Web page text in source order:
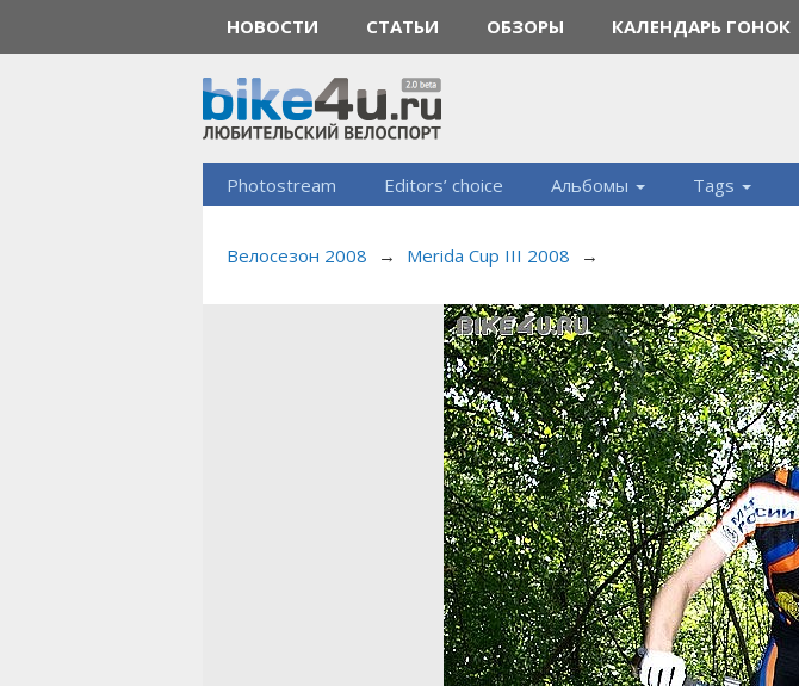
НОВОСТИ СТАТЬИ ОБЗОРЫ КАЛЕНДАРЬ ГОНОК
Photostream Editors’ choice Альбомы Tags
Велосезон 2008 → Merida Cup III 2008 →